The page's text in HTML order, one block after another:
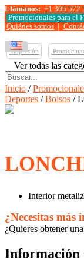
Llámanos: +1 305 572
Promocionales para el
Quiénes somos
Impresión
Ver todas las
Buscar:
Inicio /
Deportes /Bolsos /
Interior
¿Necesitas más
¿Quieres obtener
Información